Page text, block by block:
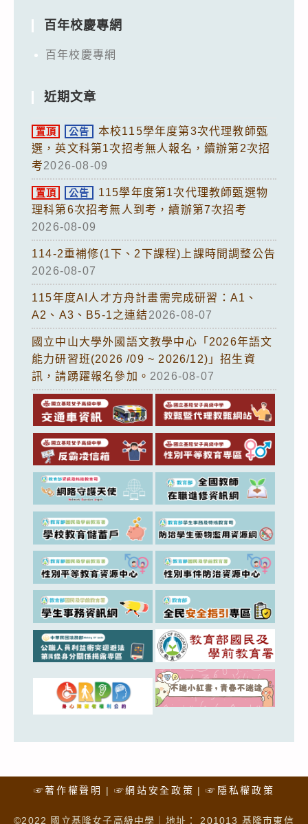
百年校慶專網
百年校慶專網
近期文章
置頂 公告
本校115學年度第3次代理教師甄
選，英文科第1次招考無人報名，續辦第2次招
考2026-08-09
置頂 公告
115學年度第1次代理教師甄選物
理科第6次招考無人到考，續辦第7次招考
2026-08-09
114-2重補修(1下、2下課程)上課時間調整公告
2026-08-07
115年度AI人才方舟計畫需完成研習：A1、
A2、A3、B5-1之連結2026-08-07
國立中山大學外國語文教學中心「2026年語文
能力研習班(2026 /09 ~ 2026/12)」招生資
訊，請踴躍報名參加。 2026-08-07
☞著作權聲明 ☞網站安全政策 ☞隱私權政策
©2022 國立基隆女子高級中學｜地址： 201013 基隆市東信